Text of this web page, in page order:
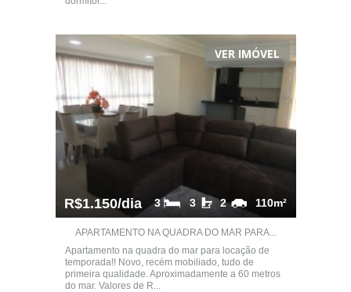
VER IMÓVEL
R$1.150/dia 110m²
2
3
3
APARTAMENTO NA QUADRA DO MAR PARA...
Apartamento na quadra do mar para locação de
temporada!! Novo, recém mobiliado, tudo de
primeira qualidade. Aproximadamente a 60 metros
do mar. Valores de R...